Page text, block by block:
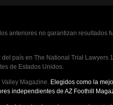
anteriores no garantizan resultados
país en The National Trial Lawyers
de Estados Unidos.
Magazine. Elegidos como la
independientes de AZ Foothill